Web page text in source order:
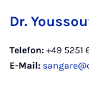
Dr.
Telefon: +49 5251
E-Mail: